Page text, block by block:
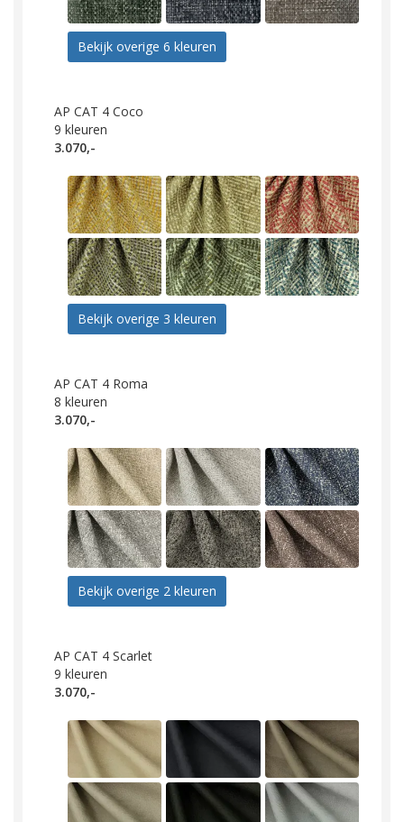
Bekijk overige 6 kleuren
AP CAT 4 Coco
9 kleuren
3.070,-
Bekijk overige 3 kleuren
AP CAT 4 Roma
8 kleuren
3.070,-
Bekijk overige 2 kleuren
AP CAT 4 Scarlet
9 kleuren
3.070,-